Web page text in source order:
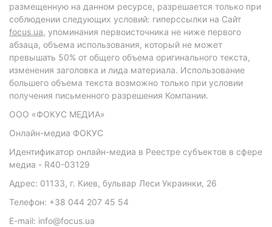
размещенную на данном ресурсе, разрешается только при
соблюдении следующих условий: гиперссылки на Сайт
focus.ua, упоминания первоисточника не ниже первого
абзаца, объема использования, который не может
превышать 50% от общего объема оригинального текста,
изменения заголовка и лида материала. Использование
большего объема текста возможно только при условии
получения письменного разрешения Компании.
ООО «ФОКУС МЕДИА»
Онлайн-медиа ФОКУС
Идентификатор онлайн-медиа в Реестре субъектов в сфере
медиа - R40-03129
Адрес: 01133, г. Киев, бульвар Леси Украинки, 26
Телефон: +38 044 207 45 54
E-mail: info@focus.ua